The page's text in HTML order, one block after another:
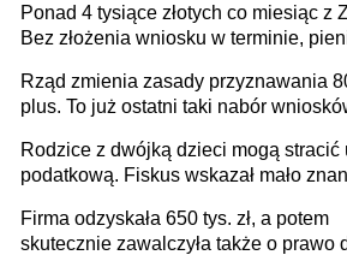
Ponad 4 tysiące złotych co miesiąc z
Bez złożenia wniosku w terminie,
Rząd zmienia zasady przyznawania
plus. To już ostatni taki nabór
Rodzice z dwójką dzieci mogą stracić
podatkową. Fiskus wskazał mało
Firma odzyskała 650 tys. zł, a potem
skutecznie zawalczyła także o prawo